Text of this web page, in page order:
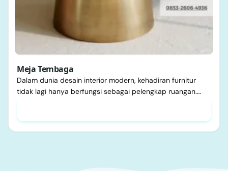
Meja Tembaga
Dalam dunia desain interior modern, kehadiran furnitur
tidak lagi hanya berfungsi sebagai pelengkap ruangan.…